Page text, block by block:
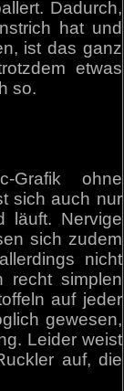
Dadurch,
hat und
ist das ganz
etwas
so.
Grafik ohne
sich auch nur
läuft. Nervige
sich zudem
nicht
recht simplen
auf jeder
gewesen,
Leider weist
auf, die